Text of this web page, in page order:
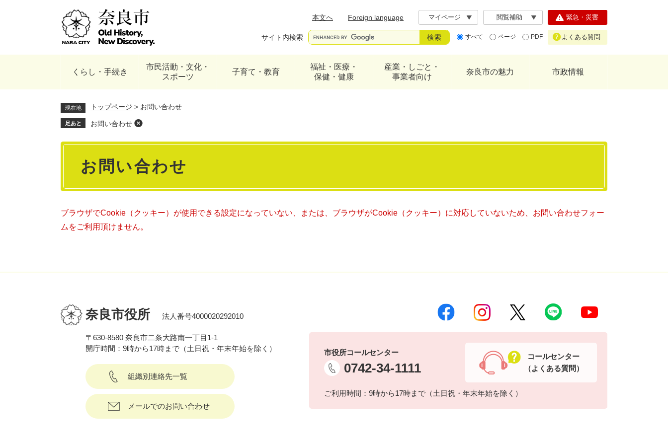
本文へ
Foreign language マイページ 閲覧補助
サイト内検索 すべて ページ PDF
緊急・災害
よくある質問
くらし・手続き
市民活動・文化・
スポーツ
子育て・教育
福祉・医療・
保健・健康
産業・しごと・
事業者向け
奈良市の魅力 市政情報
現在地 トップページ > お問い合わせ
足あと お問い合わせ
本
お問い合わせ
ブラウザでCookie（クッキー）が使用できる設定になっていない、または、ブラウザがCookie（クッキー）に対応していないため、お問い合わせフォー
ムをご利用頂けません。
奈良市役所 法人番号4000020292010
〒630-8580 奈良市二条大路南一丁目1-1
開庁時間：9時から17時まで（土日祝・年末年始を除く）
組織別連絡先一覧
メールでのお問い合わせ
市役所コールセンター
0742-34-1111
ご利用時間：9時から17時まで（土日祝・年末年始を除く）
コールセンター
（よくある質問）